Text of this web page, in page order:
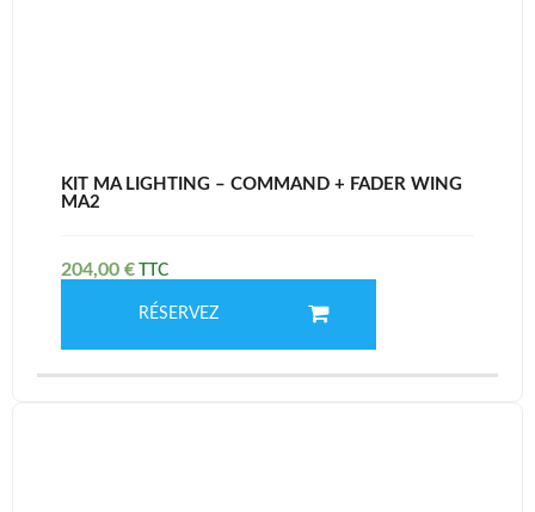
KIT MA LIGHTING – COMMAND + FADER WING
MA2
204,00 €
RÉSERVEZ